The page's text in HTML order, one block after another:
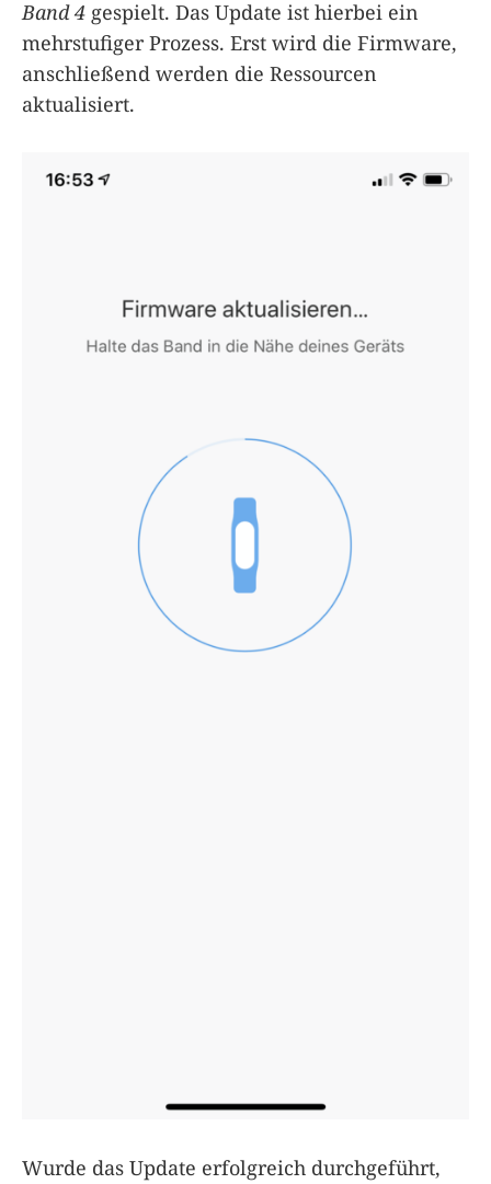
Band 4 gespielt. Das Update ist hierbei ein
mehrstufiger Prozess. Erst wird die Firmware,
anschließend werden die Ressourcen
aktualisiert.
Wurde das Update erfolgreich durchgeführt,